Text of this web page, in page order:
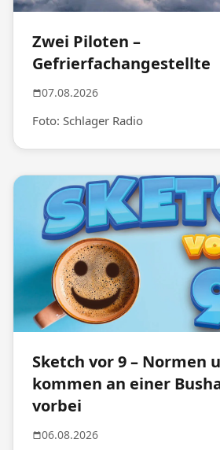
Zwei Piloten –
Gefrierfachangestellte
07.08.2026
Foto: Schlager Radio
Sketch vor 9 – Normen
kommen an einer
vorbei
06.08.2026